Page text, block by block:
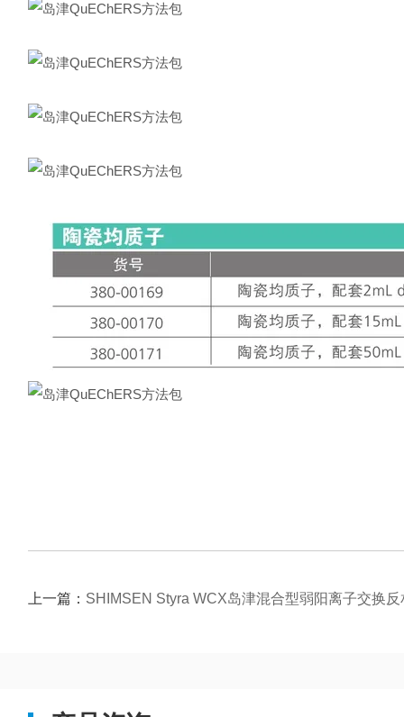
上一篇： SHIMSEN Styra WCX岛津混合型弱阳离子交换反